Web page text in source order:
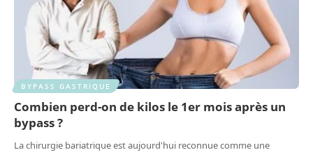
BYPASS GASTRIQUE
Combien perd-on de kilos le 1er mois après un
bypass ?
La chirurgie bariatrique est aujourd'hui reconnue comme une